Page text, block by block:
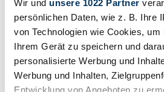
Wir und unsere 1022 Partner
persönlichen Daten, wie z. B. Ihre
von Technologien wie Cookies, um
Ihrem Gerät zu speichern und
personalisierte Werbung und
Werbung und Inhalten,
Entwicklung von Angeboten zu
Dealer